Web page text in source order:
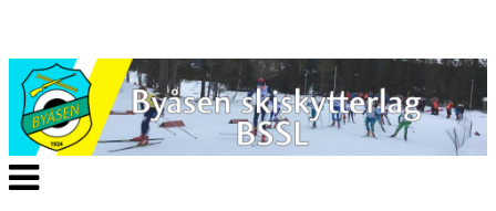
Veksle
navigasjon